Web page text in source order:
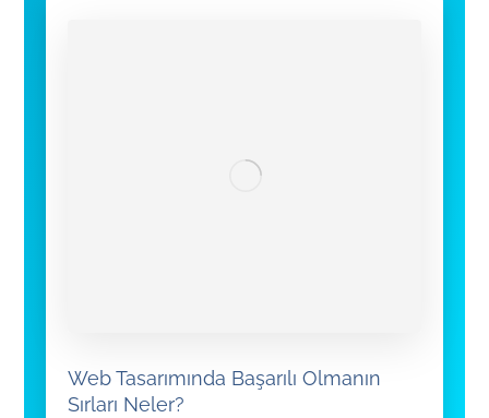
Web Tasarımında Başarılı Olmanın
Sırları Neler?